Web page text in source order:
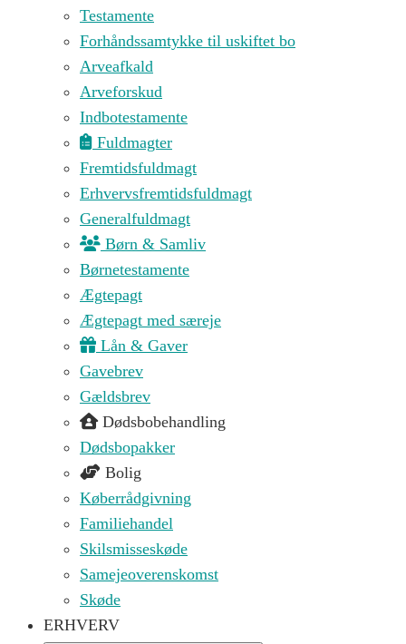
Testamente
Forhåndssamtykke til uskiftet bo
Arveafkald
Arveforskud
Indbotestamente
Fuldmagter
Fremtidsfuldmagt
Erhvervsfremtidsfuldmagt
Generalfuldmagt
Børn & Samliv
Børnetestamente
Ægtepagt
Ægtepagt med særeje
Lån & Gaver
Gavebrev
Gældsbrev
Dødsbobehandling
Dødsbopakker
Bolig
Køberrådgivning
Familiehandel
Skilsmisseskøde
Samejeoverenskomst
Skøde
ERHVERV